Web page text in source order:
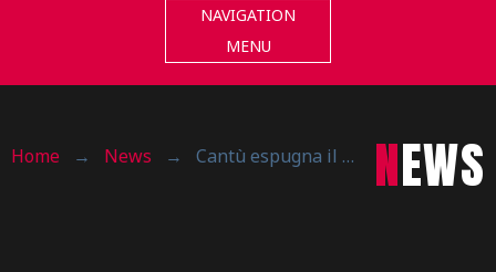
NAVIGATION
MENU
Home → News → Cantù espugna il PalaRavasio NEWS